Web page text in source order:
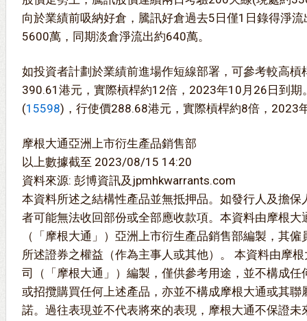
向於業績前吸納好倉，騰訊好倉過去5日僅1日錄得淨
5600萬，同期淡倉淨流出約640萬。
如投資者計劃於業績前進場作短線部署，可參考較高槓
390.61港元，實際槓桿約12倍，2023年10月26日到期
(15598)，行使價288.68港元，實際槓桿約8倍，2023
摩根大通亞洲上市衍生產品銷售部
以上數據截至 2023/08/15 14:20
資料來源: 彭博資訊及jpmhkwarrants.com
本資料所述之結構性產品並無抵押品。如發行人及擔保
者可能無法收回部份或全部應收款項。本資料由摩根大
（「摩根大通」）亞洲上市衍生產品銷售部編製，其
所述證券之權益（作為主事人或其他）。 本資料由摩
司（「摩根大通」）編製，僅供參考用途，並不構成任
或招攬購買任何上述產品，亦並不構成摩根大通或其聯
諾。過往表現並不代表將來的表現，摩根大通不保證未